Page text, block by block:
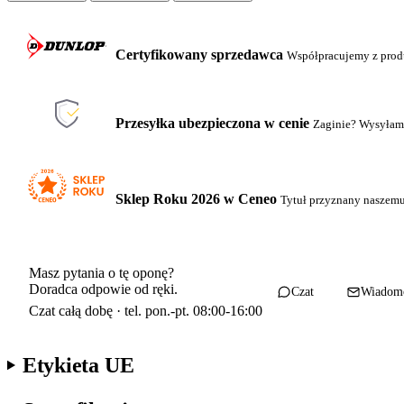
Certyfikowany sprzedawca Współpracujemy z
Przesyłka ubezpieczona w cenie Zaginie?
Sklep Roku 2026 w Ceneo Tytuł przyznany
Masz pytania o tę oponę?
Doradca odpowie od ręki.
Czat całą dobę · tel. pon.-pt. 08:00-16:00
Czat
Etykieta UE